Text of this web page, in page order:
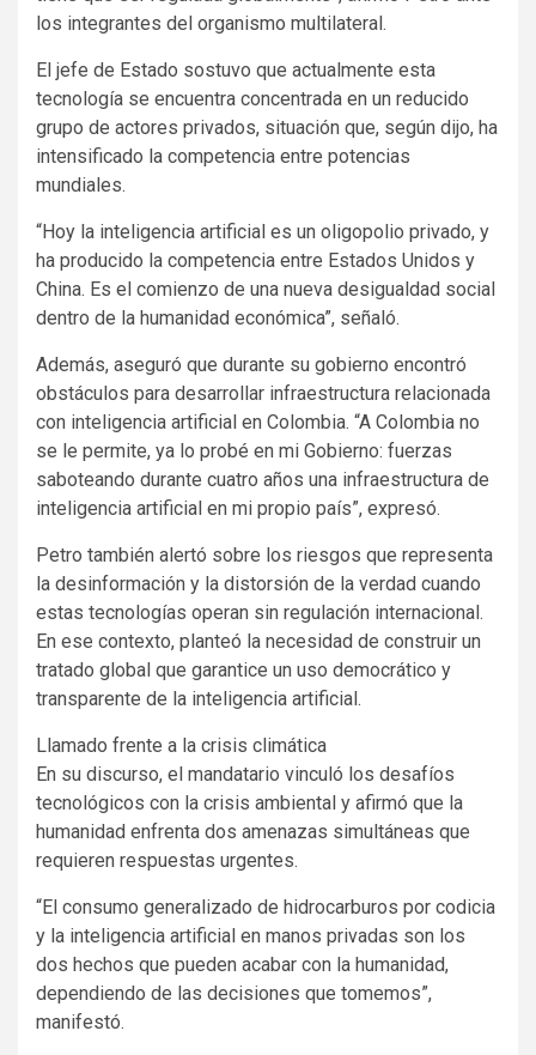
los integrantes del organismo multilateral.
El jefe de Estado sostuvo que actualmente esta
tecnología se encuentra concentrada en un reducido
grupo de actores privados, situación que, según dijo, ha
intensificado la competencia entre potencias
mundiales.
“Hoy la inteligencia artificial es un oligopolio privado, y
ha producido la competencia entre Estados Unidos y
China. Es el comienzo de una nueva desigualdad social
dentro de la humanidad económica”, señaló.
Además, aseguró que durante su gobierno encontró
obstáculos para desarrollar infraestructura relacionada
con inteligencia artificial en Colombia. “A Colombia no
se le permite, ya lo probé en mi Gobierno: fuerzas
saboteando durante cuatro años una infraestructura de
inteligencia artificial en mi propio país”, expresó.
Petro también alertó sobre los riesgos que representa
la desinformación y la distorsión de la verdad cuando
estas tecnologías operan sin regulación internacional.
En ese contexto, planteó la necesidad de construir un
tratado global que garantice un uso democrático y
transparente de la inteligencia artificial.
Llamado frente a la crisis climática
En su discurso, el mandatario vinculó los desafíos
tecnológicos con la crisis ambiental y afirmó que la
humanidad enfrenta dos amenazas simultáneas que
requieren respuestas urgentes.
“El consumo generalizado de hidrocarburos por codicia
y la inteligencia artificial en manos privadas son los
dos hechos que pueden acabar con la humanidad,
dependiendo de las decisiones que tomemos”,
manifestó.